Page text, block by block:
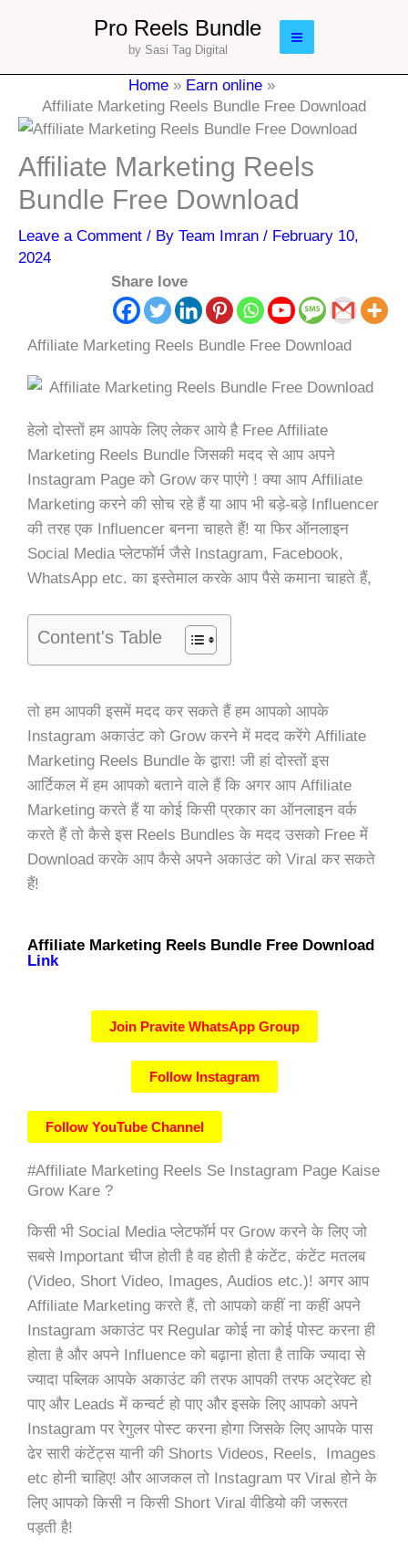
Pro Reels Bundle
by Sasi Tag Digital
Main
Menu
Home
Earn online
Affiliate Marketing Reels Bundle Free Download
Affiliate Marketing Reels
Bundle Free Download
Leave a Comment / By Team Imran / February 10,
2024
Share love
Affiliate Marketing Reels Bundle Free Download
हेलो दोस्तों हम आपके लिए लेकर आये है Free Affiliate
Marketing Reels Bundle जिसकी मदद से आप अपने
Instagram Page को Grow कर पाएंगे ! क्या आप Affiliate
Marketing करने की सोच रहे हैं या आप भी बड़े-बड़े Influencer
की तरह एक Influencer बनना चाहते हैं! या फिर ऑनलाइन
Social Media प्लेटफॉर्म जैसे Instagram, Facebook,
WhatsApp etc. का इस्तेमाल करके आप पैसे कमाना चाहते हैं,
Content's Table
तो हम आपकी इसमें मदद कर सकते हैं हम आपको आपके
Instagram अकाउंट को Grow करने में मदद करेंगे Affiliate
Marketing Reels Bundle के द्वारा! जी हां दोस्तों इस
आर्टिकल में हम आपको बताने वाले हैं कि अगर आप Affiliate
Marketing करते हैं या कोई किसी प्रकार का ऑनलाइन वर्क
करते हैं तो कैसे इस Reels Bundles के मदद उसको Free में
Download करके आप कैसे अपने अकाउंट को Viral कर सकते
हैं!
Affiliate Marketing Reels Bundle Free Download
Link
Join Pravite WhatsApp Group
Follow Instagram
Follow YouTube Channel
#Affiliate Marketing Reels Se Instagram Page Kaise
Grow Kare ?
किसी भी Social Media प्लेटफॉर्म पर Grow करने के लिए जो
सबसे Important चीज होती है वह होती है कंटेंट, कंटेंट मतलब
(Video, Short Video, Images, Audios etc.)! अगर आप
Affiliate Marketing करते हैं, तो आपको कहीं ना कहीं अपने
Instagram अकाउंट पर Regular कोई ना कोई पोस्ट करना ही
होता है और अपने Influence को बढ़ाना होता है ताकि ज्यादा से
ज्यादा पब्लिक आपके अकाउंट की तरफ आपकी तरफ अट्रेक्ट हो
पाए और Leads में कन्वर्ट हो पाए और इसके लिए आपको अपने
Instagram पर रेगुलर पोस्ट करना होगा जिसके लिए आपके पास
ढेर सारी कंटेंट्स यानी की Shorts Videos, Reels, Images
etc होनी चाहिए! और आजकल तो Instagram पर Viral होने के
लिए आपको किसी न किसी Short Viral वीडियो की जरूरत
पड़ती है!